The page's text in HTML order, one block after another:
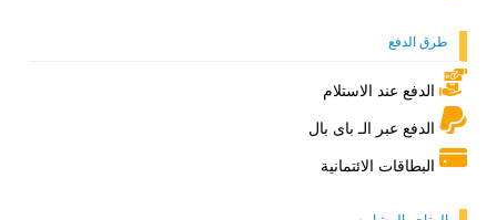
طرق الدفع
الدفع عند الاستلام
الدفع عبر الـ باى بال
البطاقات الائتمانية